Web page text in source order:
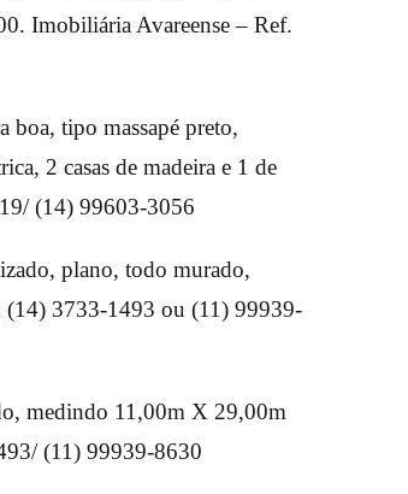
Imobiliária Avareense – Ref.
boa, tipo massapé preto,
2 casas de madeira e 1 de
(14) 99603-3056
plano, todo murado,
3733-1493 ou (11) 99939-
medindo 11,00m X 29,00m
(11) 99939-8630